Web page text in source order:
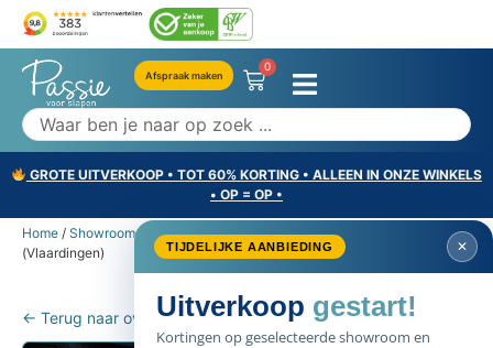
Afspraak maken
0
GROTE UITVERKOOP • TOT 60% KORTING • ALLEEN IN ONZE WINKELS
• OP = OP •
TIJDELIJKE AANBIEDING ✕
Uitverkoop gestart!
Kortingen op geselecteerde showroom en
Home / Showroommodellen/ Auping Original Boxspring 180×200
(Vlaardingen)
← Terug naar overzicht